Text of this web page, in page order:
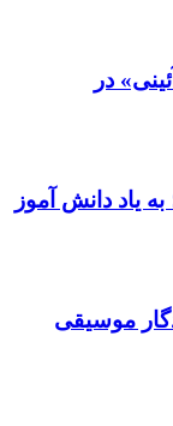
در
یاد دانش آموز
موسیقی